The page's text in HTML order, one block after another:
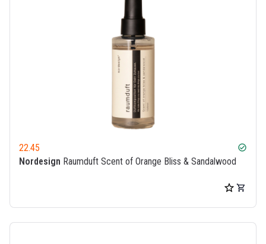
22.45 check_circle
Nordesign Raumduft Scent of Orange Bliss & Sandalwood